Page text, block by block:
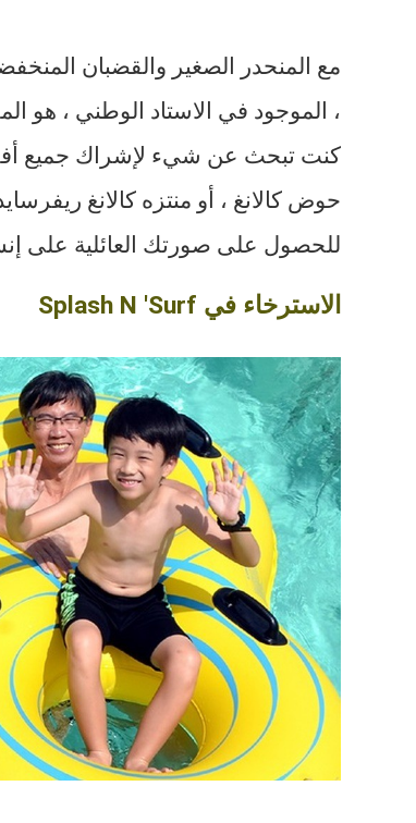
، الموجود في الاستاد الوطني ، هو
كنت تبحث عن شيء لإشراك جميع
حوض كالانغ ، أو منتزه كالانغ
للحصول على صورتك العائلية على
الاسترخاء في Splash N 'Surf